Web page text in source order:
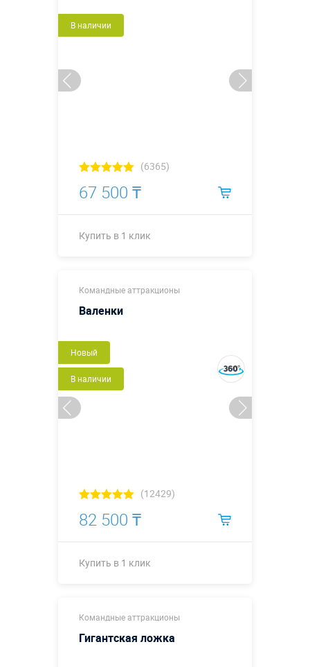
В наличии
(6365)
67 500 ₸
Купить в 1 клик
Командные аттракционы
Валенки
Новый
В наличии
(12429)
82 500 ₸
Купить в 1 клик
Размеры, м:
(диаметр -0,3
Командные аттракционы
Гигантская ложка